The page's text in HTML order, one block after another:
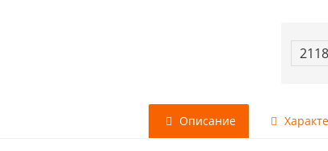
Описание